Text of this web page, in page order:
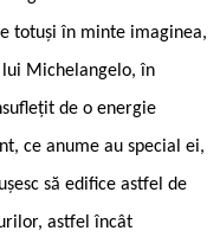
totuși în minte imaginea,
Michelangelo, în
de o energie
ce anume au special ei,
să edifice astfel de
astfel încât